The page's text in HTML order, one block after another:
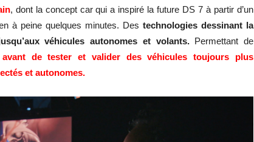
, dont la concept car qui a inspiré la future DS 7 à partir d’un
à peine quelques minutes. Des technologies dessinant la
qu’aux véhicules autonomes et volants.Permettant de
avant de tester et valider des véhiculestoujours plus
et autonomes.